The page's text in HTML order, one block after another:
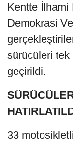
Kentte İlhami
Demokrasi
sürücüleri tek
geçirildi.
33